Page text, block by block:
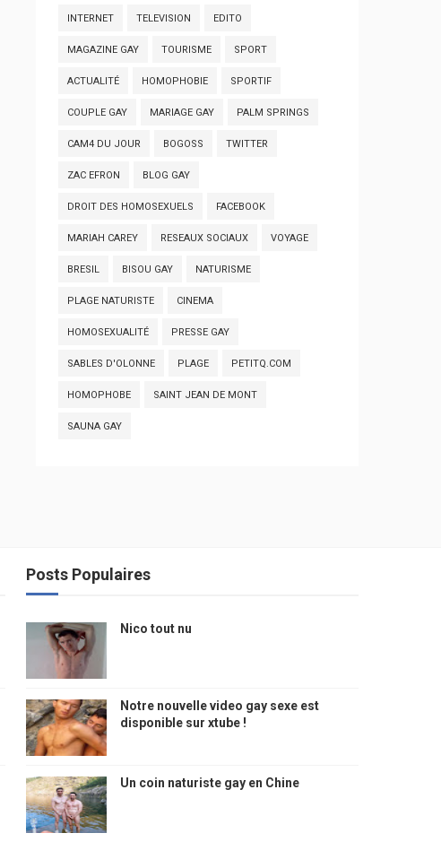
INTERNET TELEVISION EDITO
MAGAZINE GAY TOURISME SPORT
ACTUALITÉ HOMOPHOBIE SPORTIF
COUPLE GAY MARIAGE GAY PALM SPRINGS
CAM4 DU JOUR BOGOSS TWITTER
ZAC EFRON BLOG GAY
DROIT DES HOMOSEXUELS FACEBOOK
MARIAH CAREY RESEAUX SOCIAUX VOYAGE
BRESIL BISOU GAY NATURISME
PLAGE NATURISTE CINEMA
HOMOSEXUALITÉ PRESSE GAY
SABLES D'OLONNE PLAGE PETITQ.COM
HOMOPHOBE SAINT JEAN DE MONT
SAUNA GAY
Posts Populaires
Nico tout nu
Notre nouvelle video gay sexe est
disponible sur xtube !
Un coin naturiste gay en Chine